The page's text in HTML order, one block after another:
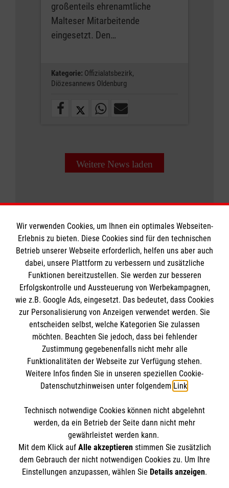
großenteils ehrenamtliche
Malteser Mitarbeitende
eingesetzt. Den…
Kategorie: Offizialatsbezirk,
Diözesannews Oldenburg
Weitere News laden
Informationen
Impressum
Datenschutz
Kontakt
Die Malteser
Malteser in Deutschland
Malteserorden
Sharepoint
Spendenkonto
IBAN: DE70 2806 6620 0404 1259 00
BIC: GENODEF1FOY
So finden Sie uns
St.-Marien-Straße 3
26169 Friesoythe
Der Malteser Hilfsdienst e.V. ist als eingetragene
Wir verwenden Cookies, um Ihnen ein optimales Webseiten-
Erlebnis zu bieten. Diese Cookies sind für den technischen
Betrieb unserer Webseite erforderlich, helfen uns aber auch
dabei, unsere Plattform zu verbessern und zusätzliche
Funktionen bereitzustellen. Sie werden zur besseren
Erfolgskontrolle und Aussteuerung von Werbekampagnen,
wie z.B. Google Ads, eingesetzt. Das bedeutet, dass Cookies
zur Personalisierung von Anzeigen verwendet werden. Sie
entscheiden selbst, welche Kategorien Sie zulassen
möchten. Beachten Sie jedoch, dass bei fehlender
Zustimmung gegebenenfalls nicht mehr alle
Funktionalitäten der Webseite zur Verfügung stehen.
Weitere Infos finden Sie in unseren speziellen Cookie-
Datenschutzhinweisen unter folgendem Link.
Technisch notwendige Cookies können nicht abgelehnt
werden, da ein Betrieb der Seite dann nicht mehr
gewährleistet werden kann.
Mit dem Klick auf Alle akzeptierenstimmen Sie zusätzlich
dem Gebrauch der nicht notwendigen Cookies zu. Um Ihre
Einstellungen anzupassen, wählen Sie Details anzeigen.